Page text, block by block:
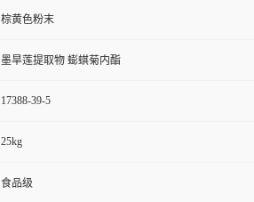
棕黄色粉末
墨旱莲提取物 蟛蜞菊内酯
17388-39-5
25kg
食品级